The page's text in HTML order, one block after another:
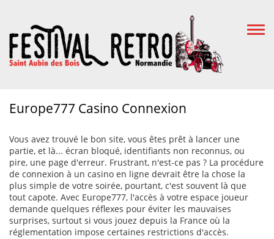
Europe777 Casino Connexion
Vous avez trouvé le bon site, vous êtes prêt à lancer une
partie, et là... écran bloqué, identifiants non reconnus, ou
pire, une page d'erreur. Frustrant, n'est-ce pas ? La procédure
de connexion à un casino en ligne devrait être la chose la
plus simple de votre soirée, pourtant, c'est souvent là que
tout capote. Avec Europe777, l'accès à votre espace joueur
demande quelques réflexes pour éviter les mauvaises
surprises, surtout si vous jouez depuis la France où la
réglementation impose certaines restrictions d'accès.